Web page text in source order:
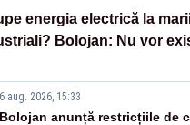
energia electrică la
Bolojan: Nu vor
6 aug. 2026, 15:33
Bolojan anunță restricțiile de